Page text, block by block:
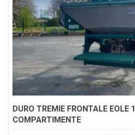
DURO TREMIE FRONTALE EOLE
COMPARTIMENTE